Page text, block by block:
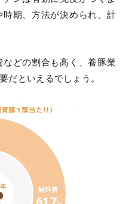
期、方法が決められ、計
どの割合も高く、養豚業
だといえるでしょう。